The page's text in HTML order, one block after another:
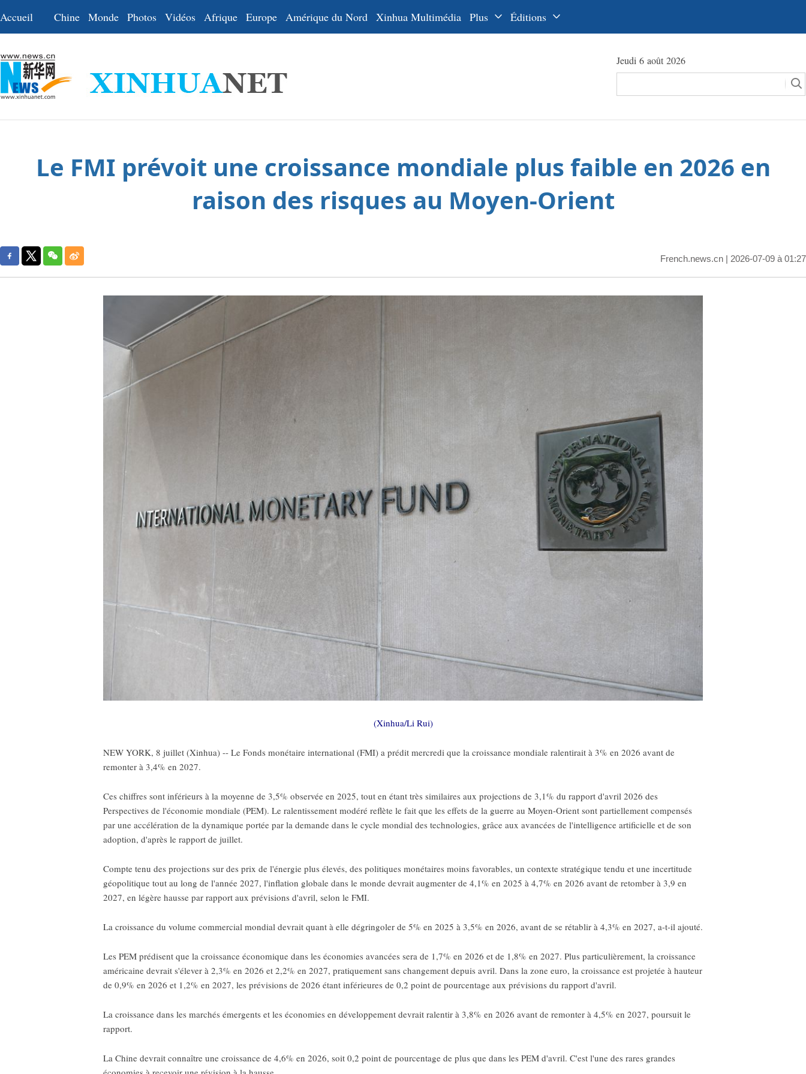
Accueil Chine Monde Photos Vidéos Afrique Europe Amérique du Nord Xinhua Multimédia Plus Éditions
عربي
日本語
Jeudi 6 août 2026
Le FMI prévoit une croissance mondiale plus faible en 2026 en
raison des risques au Moyen-Orient
French.news.cn | 2026-07-09 à 01:27
(Xinhua/Li Rui)
NEW YORK, 8 juillet (Xinhua) -- Le Fonds monétaire international (FMI) a prédit mercredi que la croissance mondiale ralentirait à 3% en 2026 avant de
remonter à 3,4% en 2027.
Ces chiffres sont inférieurs à la moyenne de 3,5% observée en 2025, tout en étant très similaires aux projections de 3,1% du rapport d'avril 2026 des
Perspectives de l'économie mondiale (PEM). Le ralentissement modéré reflète le fait que les effets de la guerre au Moyen-Orient sont partiellement compensés
par une accélération de la dynamique portée par la demande dans le cycle mondial des technologies, grâce aux avancées de l'intelligence artificielle et de son
adoption, d'après le rapport de juillet.
Compte tenu des projections sur des prix de l'énergie plus élevés, des politiques monétaires moins favorables, un contexte stratégique tendu et une incertitude
géopolitique tout au long de l'année 2027, l'inflation globale dans le monde devrait augmenter de 4,1% en 2025 à 4,7% en 2026 avant de retomber à 3,9 en
2027, en légère hausse par rapport aux prévisions d'avril, selon le FMI.
La croissance du volume commercial mondial devrait quant à elle dégringoler de 5% en 2025 à 3,5% en 2026, avant de se rétablir à 4,3% en 2027, a-t-il ajouté.
Les PEM prédisent que la croissance économique dans les économies avancées sera de 1,7% en 2026 et de 1,8% en 2027. Plus particulièrement, la croissance
américaine devrait s'élever à 2,3% en 2026 et 2,2% en 2027, pratiquement sans changement depuis avril. Dans la zone euro, la croissance est projetée à hauteur
de 0,9% en 2026 et 1,2% en 2027, les prévisions de 2026 étant inférieures de 0,2 point de pourcentage aux prévisions du rapport d'avril.
La croissance dans les marchés émergents et les économies en développement devrait ralentir à 3,8% en 2026 avant de remonter à 4,5% en 2027, poursuit le
rapport.
La Chine devrait connaître une croissance de 4,6% en 2026, soit 0,2 point de pourcentage de plus que dans les PEM d'avril. C'est l'une des rares grandes